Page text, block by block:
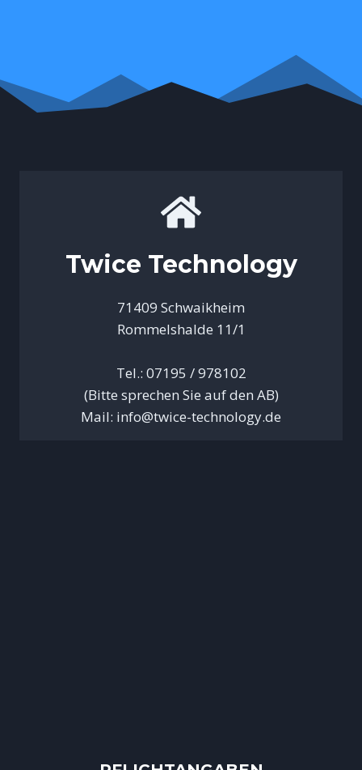
Twice Technology
71409 Schwaikheim
Rommelshalde 11/1
Tel.: 07195 / 978102
(Bitte sprechen Sie auf den AB)
Mail: info@twice-technology.de